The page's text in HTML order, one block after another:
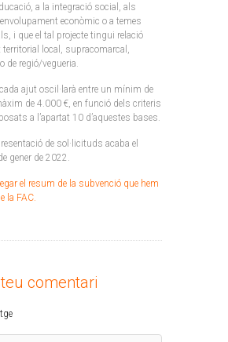
a la integració social, als
econòmic o a temes
i que el tal projecte tingui relació
local, supracomarcal,
de regió/vegueria.
ajut oscil·larà entre un mínim de
de 4.000 €, en funció dels criteris
a l’apartat 10 d’aquestes bases.
de sol·licituds acaba el
gener de 2022.
el resum de la subvenció que hem
la FAC.
comentari